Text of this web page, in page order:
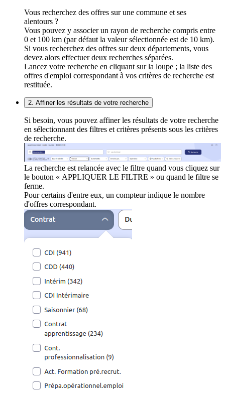
Vous recherchez des offres sur une commune et ses
alentours ?
Vous pouvez y associer un rayon de recherche compris entre
0 et 100 km (par défaut la valeur sélectionnée est de 10 km).
Si vous recherchez des offres sur deux départements, vous
devez alors effectuer deux recherches séparées.
Lancez votre recherche en cliquant sur la loupe ; la liste des
offres d'emploi correspondant à vos critères de recherche est
restituée.
2. Affiner les résultats de votre recherche
Si besoin, vous pouvez affiner les résultats de votre recherche
en sélectionnant des filtres et critères présents sous les critères
de recherche.
La recherche est relancée avec le filtre quand vous cliquez sur
le bouton « APPLIQUER LE FILTRE » ou quand le filtre se
ferme.
Pour certains d'entre eux, un compteur indique le nombre
d'offres correspondant.